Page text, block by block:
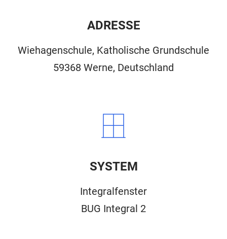
ADRESSE
Wiehagenschule, Katholische Grundschule
59368 Werne, Deutschland
SYSTEM
Integralfenster
BUG Integral 2